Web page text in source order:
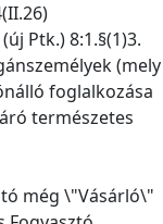
Ptk.) 8:1.§(1)3.
(mely
foglalkozása
természetes
még \"Vásárló\"